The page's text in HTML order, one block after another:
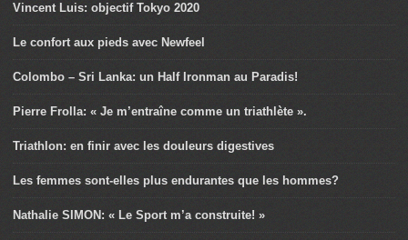
Vincent Luis: objectif Tokyo 2020
Le confort aux pieds avec Newfeel
Colombo – Sri Lanka: un Half Ironman au Paradis!
Pierre Frolla: « Je m’entraîne comme un triathlète ».
Triathlon: en finir avec les douleurs digestives
Les femmes sont-elles plus endurantes que les hommes?
Nathalie SIMON: « Le Sport m’a construite! »